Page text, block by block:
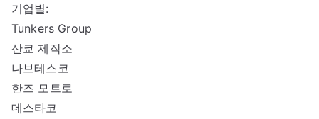
기업별:
Tunkers Group
산쿄 제작소
나브테스코
한즈 모트로
데스타코